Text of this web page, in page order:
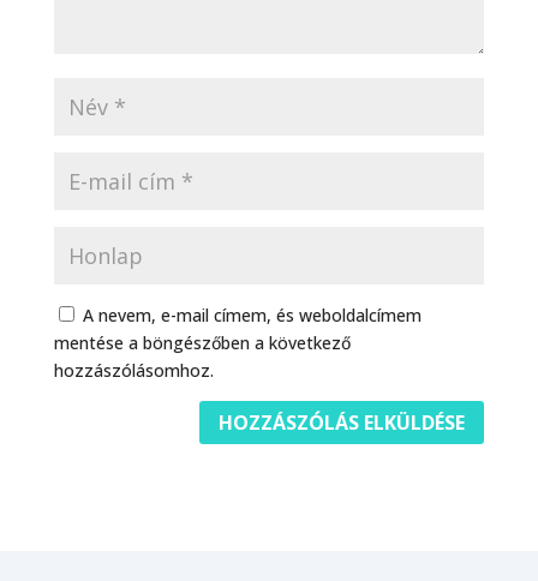
A nevem, e-mail címem, és weboldalcímem
mentése a böngészőben a következő
hozzászólásomhoz.